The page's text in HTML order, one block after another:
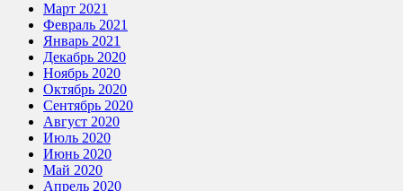
Март 2021
Февраль 2021
Январь 2021
Декабрь 2020
Ноябрь 2020
Октябрь 2020
Сентябрь 2020
Август 2020
Июль 2020
Июнь 2020
Май 2020
Апрель 2020